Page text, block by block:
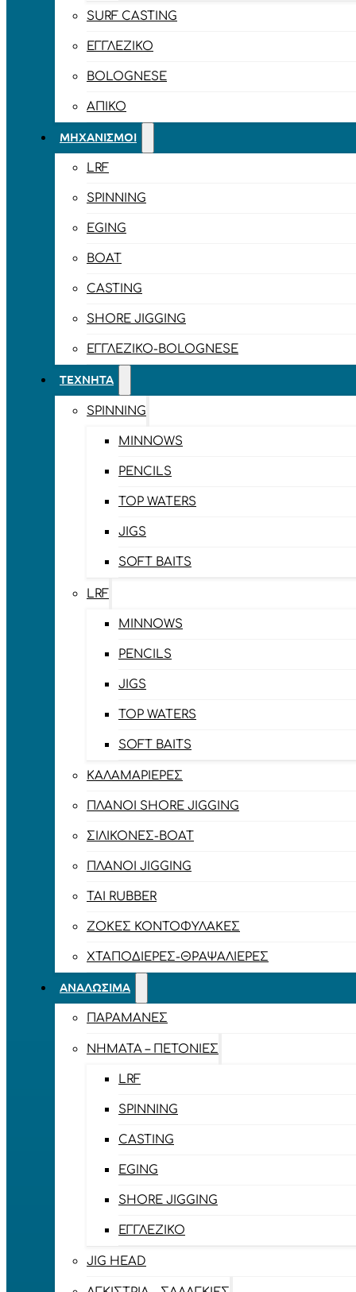
SURF CASTING
ΕΓΓΛΈΖΙΚΟ
BOLOGNESE
ΑΠΊΚΟ
ΜΗΧΑΝΙΣΜΟΊ
LRF
SPINNING
EGING
BOAT
CASTING
SHORE JIGGING
ΕΓΓΛΈΖΙΚΟ-BOLOGNESE
ΤΕΧΝΗΤΆ
SPINNING
MINNOWS
PENCILS
TOP WATERS
JIGS
SOFT BAITS
LRF
MINNOWS
PENCILS
JIGS
TOP WATERS
SOFT BAITS
ΚΑΛΑΜΑΡΙΈΡΕΣ
ΠΛΆΝΟΙ SHORE JIGGING
ΣΙΛΙΚΌΝΕΣ-BOAT
ΠΛΆΝΟΙ JIGGING
TAI RUBBER
ΖΌΚΕΣ ΚΟΝΤΟΦΎΛΑΚΕΣ
ΧΤΑΠΟΔΙΈΡΕΣ-ΘΡΑΨΑΛΙΈΡΕΣ
ΑΝΑΛΏΣΙΜΑ
ΠΑΡΑΜΆΝΕΣ
ΝΉΜΑΤΑ – ΠΕΤΟΝΙΈΣ
LRF
SPINNING
CASTING
EGING
SHORE JIGGING
ΕΓΓΛΈΖΙΚΟ
JIG HEAD